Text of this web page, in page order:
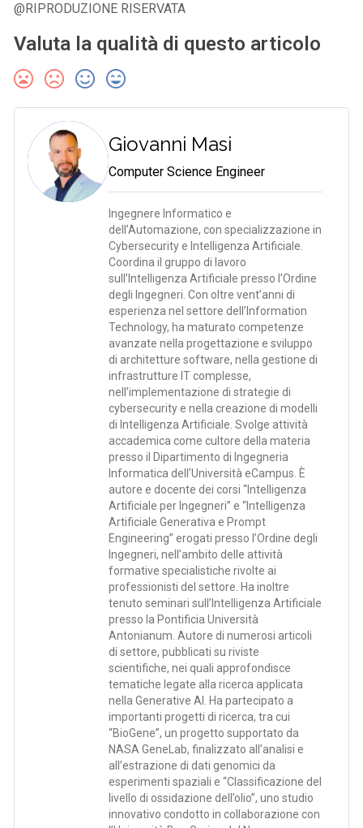
@RIPRODUZIONE RISERVATA
Valuta la qualità di questo articolo
Giovanni Masi
Computer Science Engineer
Ingegnere Informatico e
dell’Automazione, con specializzazione in
Cybersecurity e Intelligenza Artificiale.
Coordina il gruppo di lavoro
sull’Intelligenza Artificiale presso l’Ordine
degli Ingegneri. Con oltre vent’anni di
esperienza nel settore dell’Information
Technology, ha maturato competenze
avanzate nella progettazione e sviluppo
di architetture software, nella gestione di
infrastrutture IT complesse,
nell’implementazione di strategie di
cybersecurity e nella creazione di modelli
di Intelligenza Artificiale. Svolge attività
accademica come cultore della materia
presso il Dipartimento di Ingegneria
Informatica dell’Università eCampus. È
autore e docente dei corsi “Intelligenza
Artificiale per Ingegneri” e “Intelligenza
Artificiale Generativa e Prompt
Engineering” erogati presso l’Ordine degli
Ingegneri, nell’ambito delle attività
formative specialistiche rivolte ai
professionisti del settore. Ha inoltre
tenuto seminari sull’Intelligenza Artificiale
presso la Pontificia Università
Antonianum. Autore di numerosi articoli
di settore, pubblicati su riviste
scientifiche, nei quali approfondisce
tematiche legate alla ricerca applicata
nella Generative AI. Ha partecipato a
importanti progetti di ricerca, tra cui
“BioGene”, un progetto supportato da
NASA GeneLab, finalizzato all’analisi e
all’estrazione di dati genomici da
esperimenti spaziali e “Classificazione del
livello di ossidazione dell’olio”, uno studio
innovativo condotto in collaborazione con